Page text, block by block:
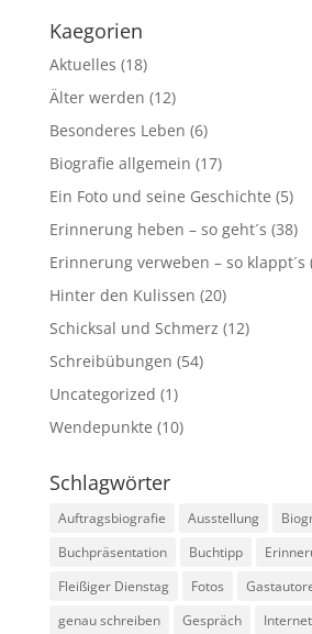
Kaegorien
Aktuelles (18)
Älter werden (12)
Besonderes Leben (6)
Biografie allgemein (17)
Ein Foto und seine Geschichte (5)
Erinnerung heben – so geht´s (38)
Erinnerung verweben – so klappt´s
Hinter den Kulissen (20)
Schicksal und Schmerz (12)
Schreibübungen (54)
Uncategorized (1)
Wendepunkte (10)
Schlagwörter
Auftragsbiografie Ausstellung
Buchpräsentation
Buchtipp
Fleißiger Dienstag
Fotos
genau schreiben
Gespräch